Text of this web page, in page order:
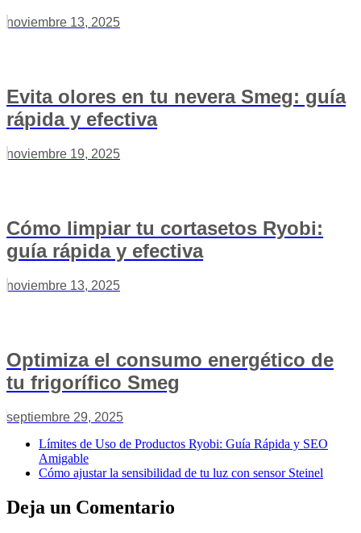
noviembre 13, 2025
Evita olores en tu nevera Smeg: guía
rápida y efectiva
noviembre 19, 2025
Cómo limpiar tu cortasetos Ryobi:
guía rápida y efectiva
noviembre 13, 2025
Optimiza el consumo energético de
tu frigorífico Smeg
septiembre 29, 2025
Límites de Uso de Productos Ryobi: Guía Rápida y SEO
Amigable
Cómo ajustar la sensibilidad de tu luz con sensor Steinel
Deja un Comentario